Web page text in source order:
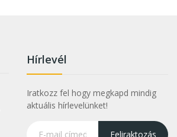
Hírlevél
Iratkozz fel hogy megkapd mindig
aktuális hírlevelünket!
Feliraktozás